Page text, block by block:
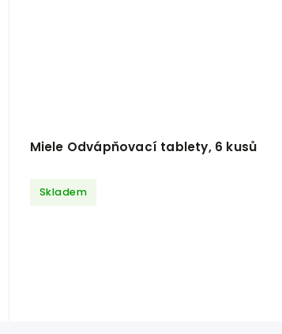
Miele Odvápňovací tablety, 6 kusů
Skladem